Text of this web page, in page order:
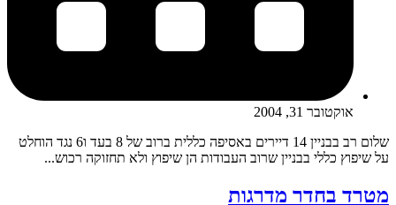
אוקטובר 31, 2004
שלום רב בבניין 14 דיירים באסיפה כללית ברוב של 8 בעד ו6 נגד הוחלט
על שיפוץ כללי בבניין שרוב העבודות הן שיפוץ ולא תחזוקה רכוש...
מטרד בחדר מדרגות